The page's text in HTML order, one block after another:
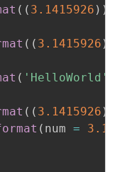
( ( 3.1415926 ) )
( ( 3.1415926 )
( 'HelloWorld'
( ( 3.1415926 )
( num =